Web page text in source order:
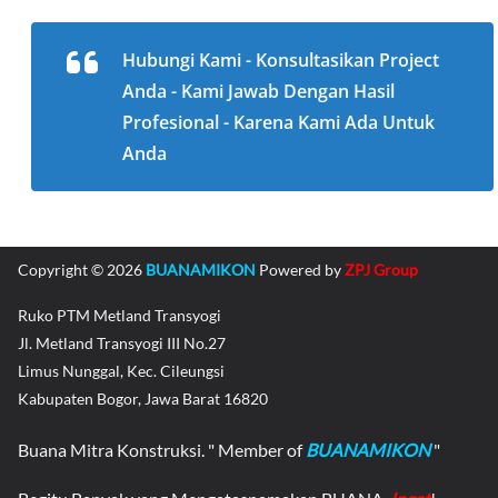
produk
Hubungi Kami - Konsultasikan Project
Anda - Kami Jawab Dengan Hasil
Profesional - Karena Kami Ada Untuk
Anda
Copyright © 2026 BUANAMIKON Powered byZPJ Group
Ruko PTM Metland Transyogi
Jl. Metland Transyogi III No.27
Limus Nunggal, Kec. Cileungsi
Kabupaten Bogor, Jawa Barat 16820
Buana Mitra Konstruksi. " Member ofBUANAMIKON"